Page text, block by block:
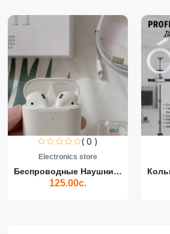
( 0 )
Electronics store
Беспроводные Наушники Air...
125.00с.